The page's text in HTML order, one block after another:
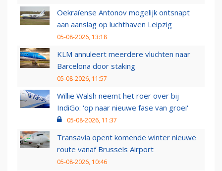
Oekraïense Antonov mogelijk ontsnapt
aan aanslag op luchthaven Leipzig
05-08-2026, 13:18
KLM annuleert meerdere vluchten naar
Barcelona door staking
05-08-2026, 11:57
Willie Walsh neemt het roer over bij
IndiGo: 'op naar nieuwe fase van groei'
05-08-2026, 11:37
Transavia opent komende winter nieuwe
route vanaf Brussels Airport
05-08-2026, 10:46